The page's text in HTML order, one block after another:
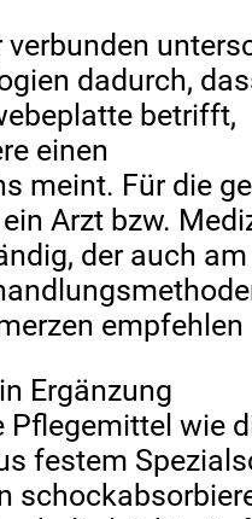
dadurch,
betrifft,
einen
meint. Für die
Arzt bzw.
der auch
Ergänzung
Pflegemittel wie
festem